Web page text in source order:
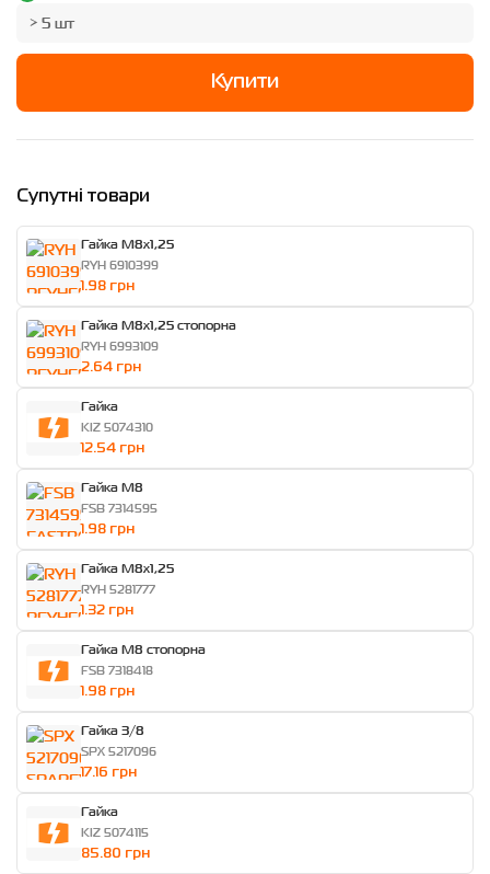
> 5 шт
Купити
Супутні товари
Гайка M8x1,25
RYH 6910399
1.98 грн
Гайка M8x1,25 стопорна
RYH 6993109
2.64 грн
Гайка
KIZ 5074310
12.54 грн
Гайка M8
FSB 7314595
1.98 грн
Гайка M8x1,25
RYH 5281777
1.32 грн
Гайка M8 стопорна
FSB 7318418
1.98 грн
Гайка 3/8
SPX 5217096
17.16 грн
Гайка
KIZ 5074115
85.80 грн